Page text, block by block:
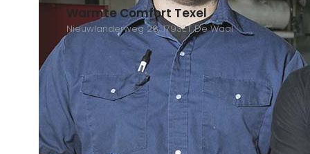
Warmte Comfort Texel
Nieuwlanderweg 28, 1793ET De Waal